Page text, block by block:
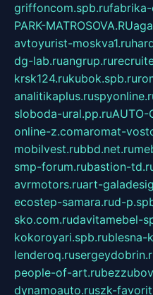
griffoncom.spb.rufabrika-
PARK-MATROSOVA.RU
avtoyurist-moskva1.ru
dg-lab.ruangrup.ru
krsk124.rukubok.spb.ru
analitikaplus.ru
sloboda-ural.pp.ruAUTO-
online-z.comaromat-
mobilvest.rubbd.net.ru
smp-forum.rubastion-
avrmotors.ruart-
ecostep-samara.rud-
sko.com.rudavitamebel-
kokoroyari.spb.rublesna-
lenderoq.ru
people-of-art.ru
dynamoauto.ruszk-